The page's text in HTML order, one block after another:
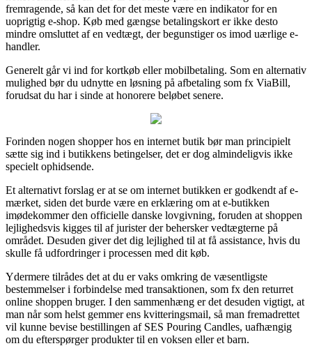
fremragende, så kan det for det meste være en indikator for en
uoprigtig e-shop. Køb med gængse betalingskort er ikke desto
mindre omsluttet af en vedtægt, der begunstiger os imod uærlige e-
handler.
Generelt går vi ind for kortkøb eller mobilbetaling. Som en alternativ
mulighed bør du udnytte en løsning på afbetaling som fx ViaBill,
forudsat du har i sinde at honorere beløbet senere.
Forinden nogen shopper hos en internet butik bør man principielt
sætte sig ind i butikkens betingelser, det er dog almindeligvis ikke
specielt ophidsende.
Et alternativt forslag er at se om internet butikken er godkendt af e-
mærket, siden det burde være en erklæring om at e-butikken
imødekommer den officielle danske lovgivning, foruden at shoppen
lejlighedsvis kigges til af jurister der behersker vedtægterne på
området. Desuden giver det dig lejlighed til at få assistance, hvis du
skulle få udfordringer i processen med dit køb.
Ydermere tilrådes det at du er vaks omkring de væsentligste
bestemmelser i forbindelse med transaktionen, som fx den returret
online shoppen bruger. I den sammenhæng er det desuden vigtigt, at
man når som helst gemmer ens kvitteringsmail, så man fremadrettet
vil kunne bevise bestillingen af SES Pouring Candles, uafhængig
om du efterspørger produkter til en voksen eller et barn.